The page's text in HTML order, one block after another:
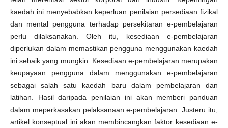
kaedah ini menyebabkan keperluan penilaian persediaan fizikal
dan mental pengguna terhadap persekitaran e-pembelajaran
perlu dilaksanakan. Oleh itu, kesediaan e-pembelajaran
diperlukan dalam memastikan pengguna menggunakan kaedah
ini sebaik yang mungkin. Kesediaan e-pembelajaran merupakan
keupayaan pengguna dalam menggunakan e-pembelajaran
sebagai salah satu kaedah baru dalam pembelajaran dan
latihan. Hasil daripada penilaian ini akan memberi panduan
dalam meperkasakan pelaksanaan e-pembelajaran. Justeru itu,
artikel konseptual ini akan membincangkan faktor kesediaan e-